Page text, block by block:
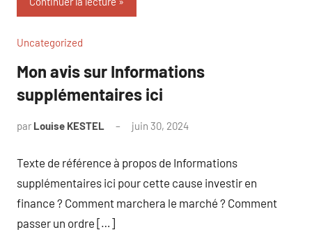
Uncategorized
Mon avis sur Informations
supplémentaires ici
par Louise KESTEL juin 30, 2024
Texte de référence à propos de Informations
supplémentaires ici pour cette cause investir en
finance ? Comment marchera le marché ? Comment
passer un ordre […]